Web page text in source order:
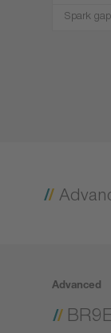
Spark
Advanced